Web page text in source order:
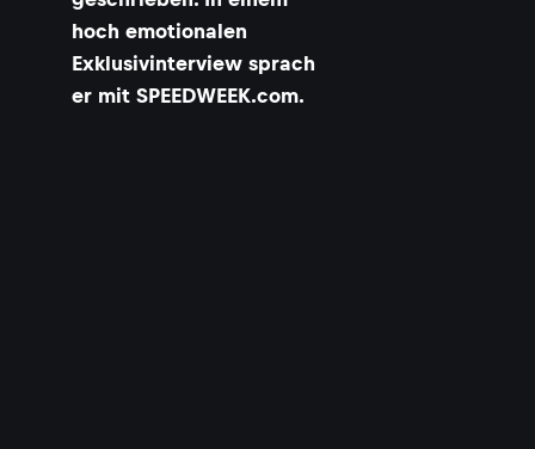
hoch emotionalen
Exklusivinterview sprach
er mit SPEEDWEEK.com.